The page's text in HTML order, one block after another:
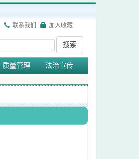
联系我们 加入收藏
搜索
质量管理 法治宣传